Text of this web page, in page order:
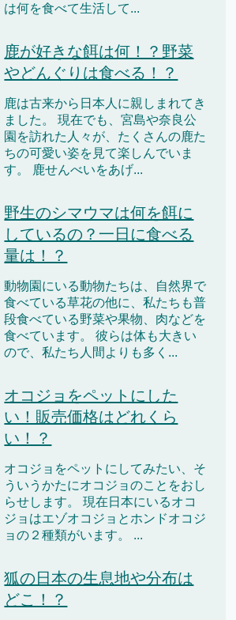
は何を食べて生活して...
鹿が好きな餌は何！？野菜
やどんぐりは食べる！？
鹿は古来から日本人に親しまれてき
ました。 現在でも、宮島や奈良公
園を訪れた人々が、たくさんの鹿た
ちの可愛い姿を見て楽しんでいま
す。 鹿せんべいをあげ...
野生のシマウマは何を餌に
しているの？一日に食べる
量は！？
動物園にいる動物たちは、自然界で
食べている草花の他に、私たちも普
段食べている野菜や果物、肉などを
食べています。 彼らは体も大きい
ので、私たち人間よりも多く...
オコジョをペットにした
い！販売価格はどれくら
い！？
オコジョをペットにしてみたい、そ
ういうかたにオコジョのことをおし
らせします。 現在日本にいるオコ
ジョはエゾオコジョとホンドオコジ
ョの２種類がいます。 ...
狐の日本の生息地や分布は
どこ！？